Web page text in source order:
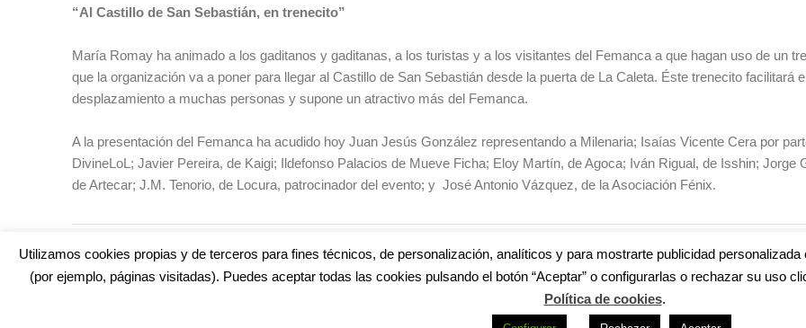
“Al Castillo de San Sebastián, en trenecito”
María Romay ha animado a los gaditanos y gaditanas, a los turistas y a los visitantes del Femanca a que hagan uso de un
que la organización va a poner para llegar al Castillo de San Sebastián desde la puerta de La Caleta. Éste trenecito facilitará
desplazamiento a muchas personas y supone un atractivo más del Femanca.
A la presentación del Femanca ha acudido hoy Juan Jesús González representando a Milenaria; Isaías Vicente Cera por
DivineLoL; Javier Pereira, de Kaigi; Ildefonso Palacios de Mueve Ficha; Eloy Martín, de Agoca; Iván Rigual, de Isshin; Jorge
de Artecar; J.M. Tenorio, de Locura, patrocinador del evento; y José Antonio Vázquez, de la Asociación Fénix.
Utilizamos cookies propias y de terceros para fines técnicos, de personalización, analíticos y para mostrarte publicidad
(por ejemplo, páginas visitadas). Puedes aceptar todas las cookies pulsando el botón “Aceptar” o configurarlas o rechazar su uso
Política de cookies.